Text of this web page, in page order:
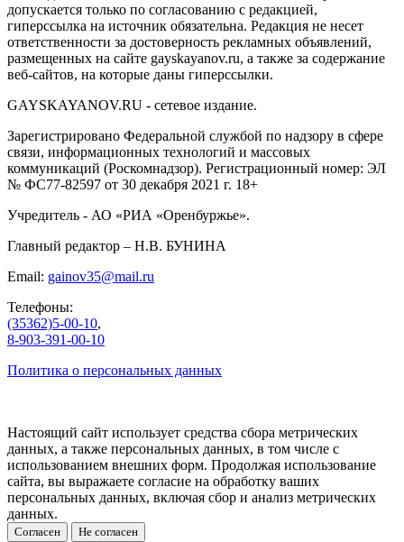
допускается только по согласованию с редакцией,
гиперссылка на источник обязательна. Редакция не несет
ответственности за достоверность рекламных объявлений,
размещенных на сайте gayskayanov.ru, а также за содержание
веб-сайтов, на которые даны гиперссылки.
GAYSKAYANOV.RU - сетевое издание.
Зарегистрировано Федеральной службой по надзору в сфере
связи, информационных технологий и массовых
коммуникаций (Роскомнадзор). Регистрационный номер: ЭЛ
№ ФС77-82597 от 30 декабря 2021 г. 18+
Учредитель - АО «РИА «Оренбуржье».
Главный редактор – Н.В. БУНИНА
Email: gainov35@mail.ru
Телефоны:
(35362)5-00-10,
8-903-391-00-10
Политика о персональных данных
Настоящий сайт использует средства сбора метрических
данных, а также персональных данных, в том числе с
использованием внешних форм. Продолжая использование
сайта, вы выражаете согласие на обработку ваших
персональных данных, включая сбор и анализ метрических
данных.
Согласен Не согласен